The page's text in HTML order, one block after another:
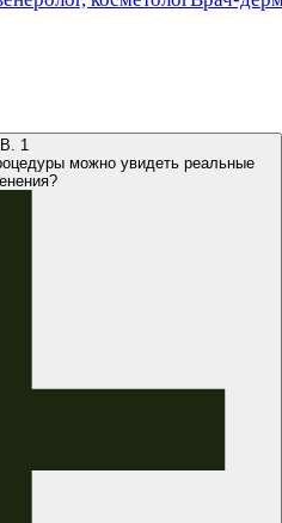
В. 1
можно увидеть реальные